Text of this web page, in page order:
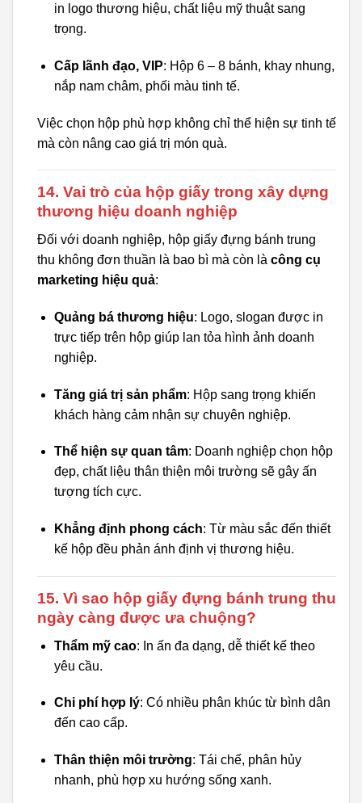
in logo thương hiệu, chất liệu mỹ thuật sang
trọng.
Cấp lãnh đạo, VIP: Hộp 6 – 8 bánh, khay nhung,
nắp nam châm, phối màu tinh tế.
Việc chọn hộp phù hợp không chỉ thể hiện sự tinh tế
mà còn nâng cao giá trị món quà.
14. Vai trò của hộp giấy trong xây dựng
thương hiệu doanh nghiệp
Đối với doanh nghiệp, hộp giấy đựng bánh trung
thu không đơn thuần là bao bì mà còn là công cụ
marketing hiệu quả:
Quảng bá thương hiệu: Logo, slogan được in
trực tiếp trên hộp giúp lan tỏa hình ảnh doanh
nghiệp.
Tăng giá trị sản phẩm: Hộp sang trọng khiến
khách hàng cảm nhận sự chuyên nghiệp.
Thể hiện sự quan tâm: Doanh nghiệp chọn hộp
đẹp, chất liệu thân thiện môi trường sẽ gây ấn
tượng tích cực.
Khẳng định phong cách: Từ màu sắc đến thiết
kế hộp đều phản ánh định vị thương hiệu.
15. Vì sao hộp giấy đựng bánh trung thu
ngày càng được ưa chuộng?
Thẩm mỹ cao: In ấn đa dạng, dễ thiết kế theo
yêu cầu.
Chi phí hợp lý: Có nhiều phân khúc từ bình dân
đến cao cấp.
Thân thiện môi trường: Tái chế, phân hủy
nhanh, phù hợp xu hướng sống xanh.